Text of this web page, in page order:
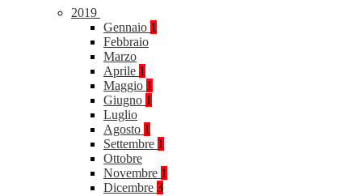
2019
Gennaio 1
Febbraio
Marzo
Aprile 1
Maggio 1
Giugno 1
Luglio
Agosto 1
Settembre 1
Ottobre
Novembre 1
Dicembre 3